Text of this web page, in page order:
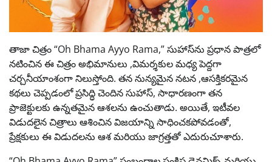
తాజా చిత్రం “Oh Bhama Ayyo Rama,” సుహాస్‌ను ప్రధాన పాత్రలో
నటించిన ఈ చిత్రం అభిమానులు ,విమర్శకుల మధ్య పెద్దగా
చర్చనీయాంశంగా నిలుస్తోంది. తన నున్యమైన నటన ,ఆసక్తికరమైన
కథలు చెప్పడంలో ప్రసిద్ధి చెందిన సుహాస్, సాధారణంగా తన
ప్రాజెక్టులకు ఉన్నతమైన ఆశలను ఉంచుతాడు. అయితే, ఇటీవల
విడుదలైన చిత్రాలు ఆశించిన విజయాన్ని సాధించకపోవడంతో,
ప్రేక్షకులు ఈ విడుదలను ఆశ మరియు జాగ్రత్తతో ఎదురుచూశారు.